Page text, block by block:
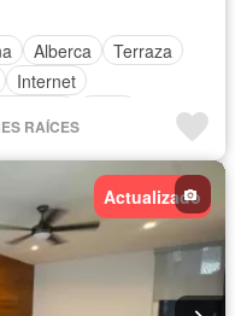
Alberca
Terraza
Internet
cable
Asador
Conserje
Wifi
Sin amueblar
RAÍCES
Actualizado